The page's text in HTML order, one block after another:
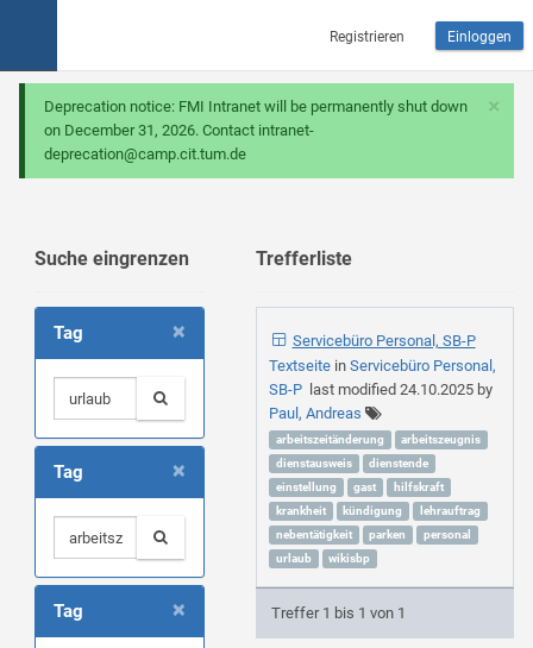
Registrieren Einloggen
×
Deprecation notice: FMI Intranet will be permanently shut down
on December 31, 2026. Contact intranet-
deprecation@camp.cit.tum.de
Suche eingrenzen
×
Tag
×
Tag
×
Tag
Trefferliste
Servicebüro Personal, SB-P
Textseite in Servicebüro Personal,
SB-Plast modified 24.10.2025by
Paul, Andreas
arbeitszeitänderung
arbeitszeugnis
dienstausweis
dienstende
einstellung
gast
hilfskraft
krankheit
kündigung
lehrauftrag
nebentätigkeit
parken
personal
urlaub
wikisbp
Treffer 1 bis 1 von 1